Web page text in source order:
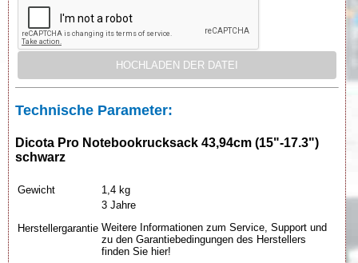
Technische Parameter:
Dicota Pro Notebookrucksack 43,94cm (15"-17.3")
schwarz
Gewicht 1,4 kg
Herstellergarantie
3 Jahre
Weitere Informationen zum Service, Support und
zu den Garantiebedingungen des Herstellers
finden Sie hier!